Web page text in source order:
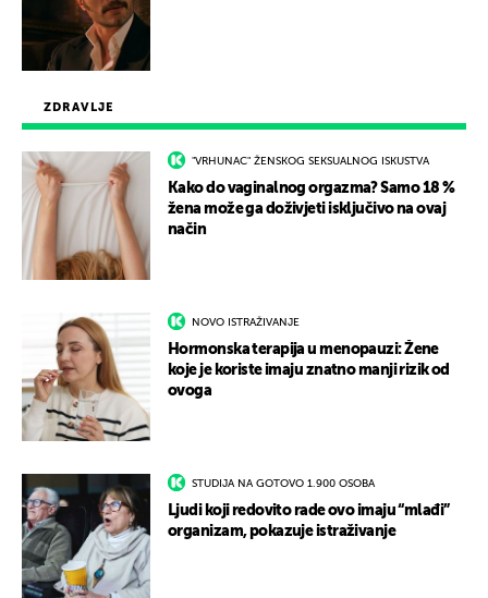
ZDRAVLJE
"VRHUNAC" ŽENSKOG SEKSUALNOG ISKUSTVA
Kako do vaginalnog orgazma? Samo 18 %
žena može ga doživjeti isključivo na ovaj
način
NOVO ISTRAŽIVANJE
Hormonska terapija u menopauzi: Žene
koje je koriste imaju znatno manji rizik od
ovoga
STUDIJA NA GOTOVO 1.900 OSOBA
Ljudi koji redovito rade ovo imaju “mlađi”
organizam, pokazuje istraživanje